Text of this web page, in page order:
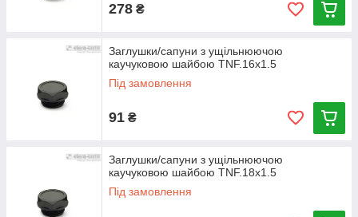
278 ₴
Заглушки/сапуни з ущільнюючою
каучуковою шайбою TNF.16x1.5
Під замовлення
91 ₴
Заглушки/сапуни з ущільнюючою
каучуковою шайбою TNF.18x1.5
Під замовлення